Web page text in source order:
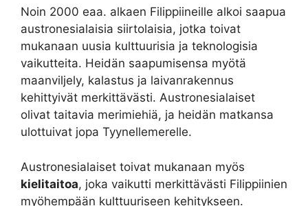
Noin 2000 eaa. alkaen Filippiineille alkoi saapua
austronesialaisia siirtolaisia, jotka toivat
mukanaan uusia kulttuurisia ja teknologisia
vaikutteita. Heidän saapumisensa myötä
maanviljely, kalastus ja laivanrakennus
kehittyivät merkittävästi. Austronesialaiset
olivat taitavia merimiehiä, ja heidän matkansa
ulottuivat jopa Tyynellemerelle.
Austronesialaiset toivat mukanaan myös
kielitaitoa, joka vaikutti merkittävästi Filippiinien
myöhempään kulttuuriseen kehitykseen.